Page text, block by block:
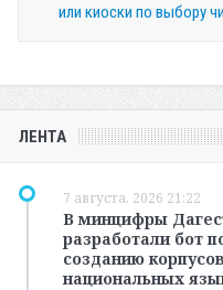
или киоски по выбору
ЛЕНТА
7 августа, 2026 21:22
В минцифры
разработали бот
созданию корпусов
национальных